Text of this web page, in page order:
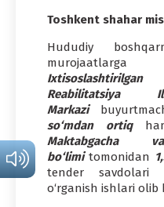
Toshkent shahar
Hududiy
Reabilitatsiya
Markazi
so‘mdan ortiq
Maktabgacha
bo‘limitomonidan
tender savdolari
o‘rganish ishlari olib